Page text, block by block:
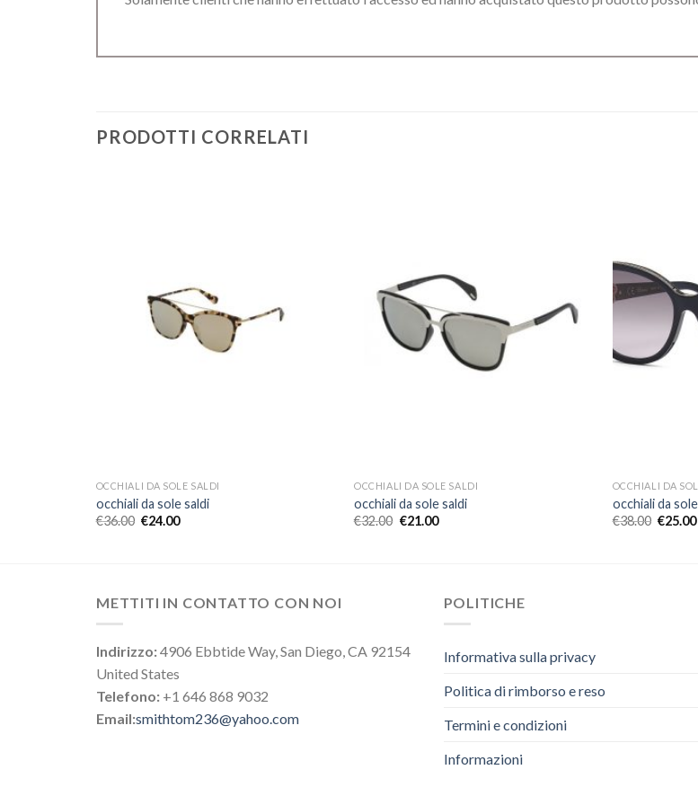
PRODOTTI CORRELATI
OCCHIALI DA SOLE SALDI
occhiali da sole saldi
€36.00 €24.00
OCCHIALI DA SOLE SALDI
occhiali da sole saldi
€32.00 €21.00
OCCHIALI DA
occhiali da
€38.00 €25.00
METTITI IN CONTATTO CON NOI
Indirizzo:4906 Ebbtide Way, San Diego, CA 92154
United States
Telefono: +1 646 868 9032
Email:smithtom236@yahoo.com
POLITICHE
Informativa sulla privacy
Politica di rimborso e reso
Termini e condizioni
Informazioni